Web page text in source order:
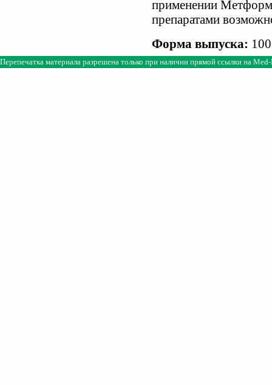
применении
препаратами
Форма выпуска:
Перепечатка материала разрешена только при наличии прямой ссылки на